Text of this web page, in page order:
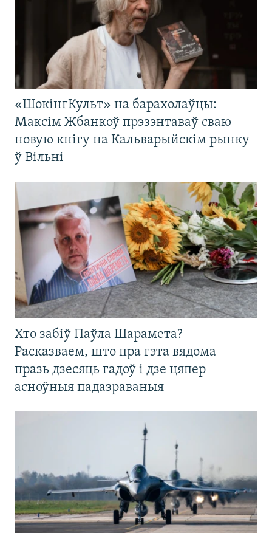
«ШокінгКульт» на барахолаўцы:
Максім Жбанкоў прэзэнтаваў сваю
новую кнігу на Кальварыйскім рынку
ў Вільні
Хто забіў Паўла Шарамета?
Расказваем, што пра гэта вядома
празь дзесяць гадоў і дзе цяпер
асноўныя падазраваныя